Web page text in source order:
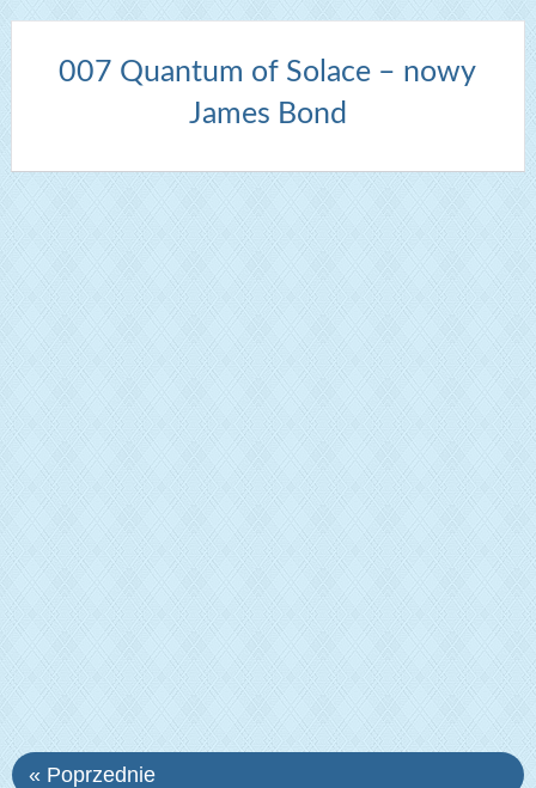
007 Quantum of Solace – nowy
James Bond
« Poprzednie